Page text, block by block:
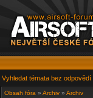
Vyhledat témata bez odpovědí
Obsah fóra » Archiv » Archiv